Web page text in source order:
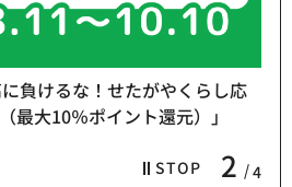
STOP 2 4
負けるな！せたがやくらし応
最大10％ポイント還元）」